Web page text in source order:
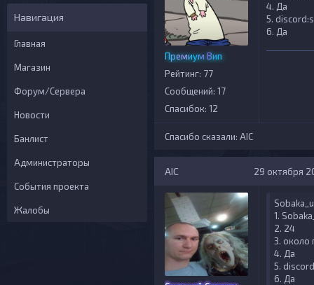
Навигация
Главная
Магазин
Форум/Сервера
Новости
Банлист
Администраторы
События проекта
Жалобы
Премиум Вип
Рейтинг: 77
Сообщений: 17
Спасибок: 12
4. Да
5.
6. Да
Спасибо сказали: AIС
AIС 29 октября
1.
2. 24
3. около
4. Да
5.
6. Да